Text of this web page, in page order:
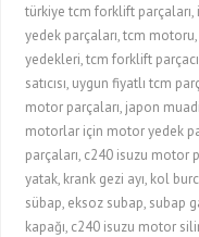
türkiye tcm forklift
yedek parçaları, tcm
yedekleri, tcm forklift
satıcısı, uygun fiyatlı tcm
motor parçaları, japon
motorlar için motor yedek
parçaları, c240 isuzu motor
yatak, krank gezi ayı, kol
sübap, eksoz subap, subap
kapağı, c240 isuzu motor